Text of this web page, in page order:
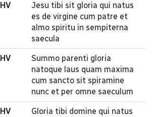
HV
Jesu tibi sit gloria qui natus
es de virgine cum patre et
almo spiritu in sempiterna
saecula
HV
Summo parenti gloria
natoque laus quam maxima
cum sancto sit spiramine
nunc et per omne saeculum
HV
Gloria tibi domine qui natus